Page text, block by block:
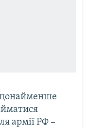
армії РФ –